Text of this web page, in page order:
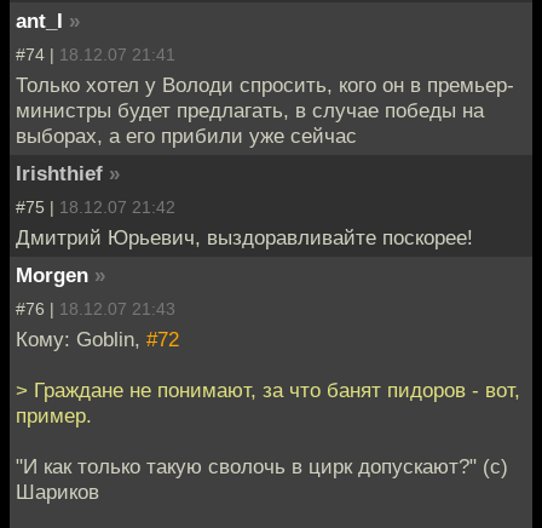
ant_I »
#74 | 18.12.07 21:41
Только хотел у Володи спросить, кого он в премьер-
министры будет предлагать, в случае победы на
выборах, а его прибили уже сейчас
Irishthief »
#75 | 18.12.07 21:42
Дмитрий Юрьевич, выздоравливайте поскорее!
Morgen »
#76 | 18.12.07 21:43
Кому: Goblin, #72
> Граждане не понимают, за что банят пидоров - вот,
пример.
"И как только такую сволочь в цирк допускают?" (с)
Шариков